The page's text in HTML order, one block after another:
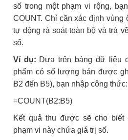
số trong một phạm vi rộng,
COUNT. Chỉ cần xác định vùng
tự động rà soát toàn bộ và trả
số.
Ví dụ: Dựa trên bảng dữ liệu
phẩm có số lượng bán được
B2 đến B5), bạn nhập công thức:
=COUNT(B2:B5)
Kết quả thu được sẽ cho biết
phạm vi này chứa giá trị số.